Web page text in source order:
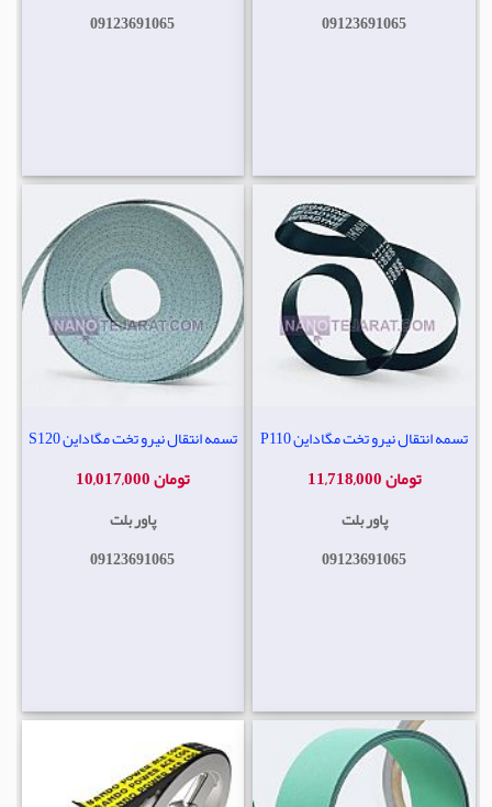
09123691065
09123691065
تسمه انتقال نیرو تخت مگاداین S120
10,017,000 تومان
پاور بلت
09123691065
تسمه انتقال نیرو تخت مگاداین P110
11,718,000 تومان
پاور بلت
09123691065